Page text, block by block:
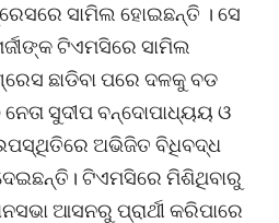
ସାମିଲ ହୋଇଛନ୍ତି । ସେ
ଟିଏମସିରେ ସାମିଲ
ଛାଡିବା ପରେ ଦଳକୁ ବଡ
ସୁଦୀପ ବନ୍ଦୋପାଧ୍ୟୟ ଓ
ଅଭିଜିତ ବିଧିବଦ୍ଧ
ଟିଏମସିରେ ମିଶିଥିବାରୁ
ଆସନରୁ ପ୍ରାର୍ଥୀ କରିପାରେ